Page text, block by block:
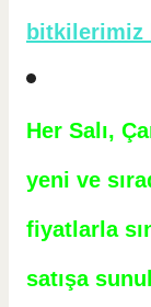
bitkilerimiz
Her Salı,
yeni ve
fiyatlarla
satışa